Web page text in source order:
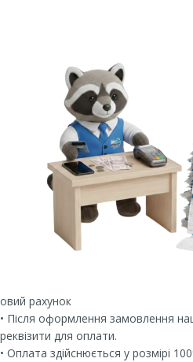
овий рахунок
• Після оформлення замовлення
реквізити для оплати.
• Оплата здійснюється у розмірі